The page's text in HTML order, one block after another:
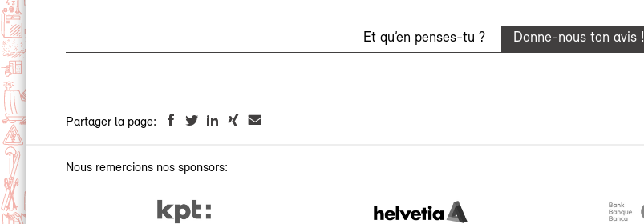
Et qu’en penses-tu ? Donne-nous ton avis !
Partager la page:
Nous remercions nos sponsors: